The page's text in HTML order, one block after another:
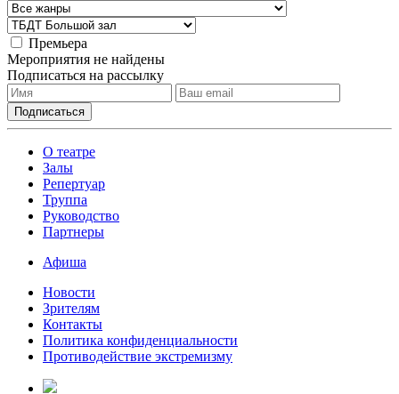
Премьера
Мероприятия не найдены
Подписаться на рассылку
О театре
Залы
Репертуар
Труппа
Руководство
Партнеры
Афиша
Новости
Зрителям
Контакты
Политика конфиденциальности
Противодействие экстремизму